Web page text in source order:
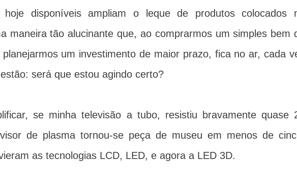
hoje disponíveis ampliam o leque de produtos colocados
maneira tão alucinante que, ao comprarmos um simples bem
um investimento de maior prazo, fica no ar, cada
será que estou agindo certo?
se minha televisão a tubo, resistiu bravamente quase
de plasma tornou-se peça de museu em menos de
as tecnologias LCD, LED, e agora a LED 3D.